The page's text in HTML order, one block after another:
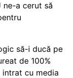
ne-a cerut să
să-i ducă pe
de 100%
intrat cu media